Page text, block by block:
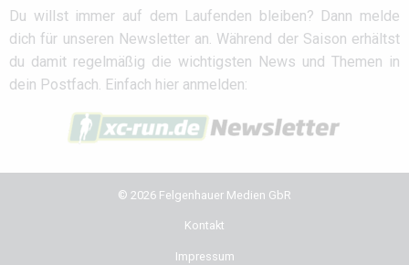
Du willst immer auf dem Laufenden bleiben? Dann melde
dich für unseren Newsletter an. Während der Saison erhältst
du damit regelmäßig die wichtigsten News und Themen in
dein Postfach. Einfach hier anmelden:
© 2026 Felgenhauer Medien GbR
Kontakt
Impressum